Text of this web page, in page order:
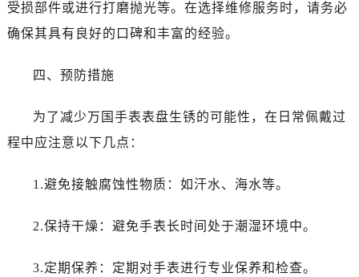
受损部件或进行打磨抛光等。在选择维修服务时，请务必
确保其具有良好的口碑和丰富的经验。
四、预防措施
为了减少万国手表表盘生锈的可能性，在日常佩戴过
程中应注意以下几点：
1.避免接触腐蚀性物质：如汗水、海水等。
2.保持干燥：避免手表长时间处于潮湿环境中。
3.定期保养：定期对手表进行专业保养和检查。